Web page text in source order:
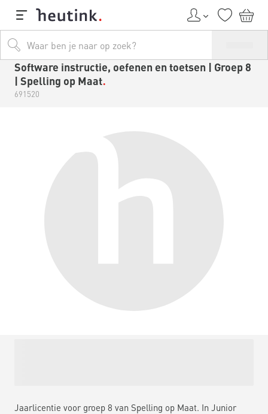
Software instructie, oefenen en toetsen | Groep 8
| Spelling op Maat
691520
Jaarlicentie voor groep 8 van Spelling op Maat. In Junior